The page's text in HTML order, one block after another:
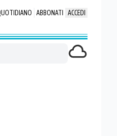
ABBONATI ACCEDI